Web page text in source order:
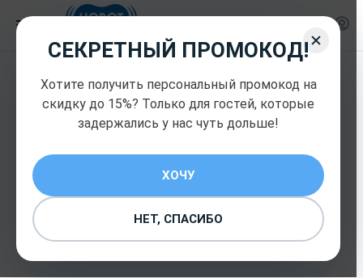
АДРЕС
Cервисный центр, Москва,
Ленинградское шоссе, 25
ТЦ «Family Room», -1 этаж
(минус первый)
СЕКРЕТНЫЙ ПРОМОКОД!
Хотите получить персональный промокод на
скидку до 15%? Только для гостей, которые
задержались у нас чуть дольше!
ХОЧУ
НЕТ, СПАСИБО